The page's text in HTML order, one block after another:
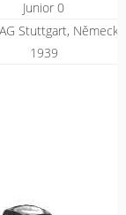
Junior 0
Stuttgart, Německo
1939